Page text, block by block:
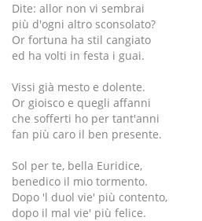
Dite: allor non vi sembrai
più d'ogni altro sconsolato?
Or fortuna ha stil cangiato
ed ha volti in festa i guai.
Vissi già mesto e dolente.
Or gioisco e quegli affanni
che sofferti ho per tant'anni
fan più caro il ben presente.
Sol per te, bella Euridice,
benedico il mio tormento.
Dopo 'l duol vie' più contento,
dopo il mal vie' più felice.